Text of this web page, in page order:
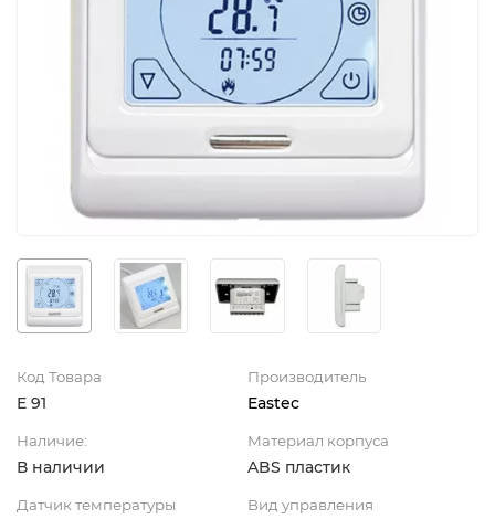
Код Товара
E 91
Производитель
Eastec
Наличие:
В наличии
Материал корпуса
ABS пластик
Датчик температуры Вид управления